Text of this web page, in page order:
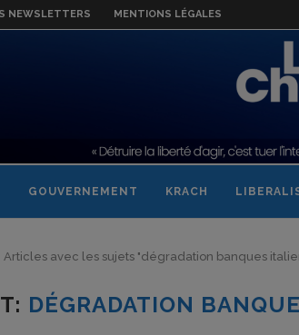
NEWSLETTERS MENTIONS LÉGALES
GOUVERNEMENT KRACH
Articles avec les sujets "dégradation banques
DÉGRADATION